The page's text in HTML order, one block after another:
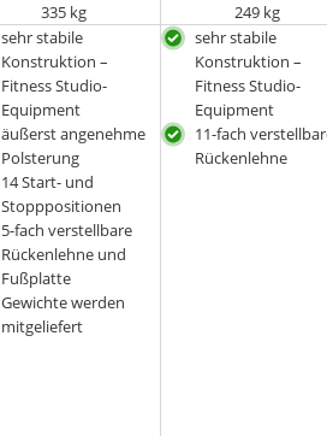
335 kg 249 kg
sehr stabile
Konstruktion –
Fitness Studio-
Equipment
äußerst angenehme
Polsterung
14 Start- und
Stopppositionen
5-fach verstellbare
Rückenlehne und
Fußplatte
Gewichte werden
mitgeliefert
sehr stabile
Konstruktion –
Fitness Studio-
Equipment
11-fach
Rückenlehne